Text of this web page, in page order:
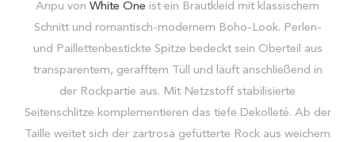
Anpu von White One ist ein Brautkleid mit klassischem
Schnitt und romantisch-modernem Boho-Look. Perlen-
und Paillettenbestickte Spitze bedeckt sein Oberteil aus
transparentem, gerafftem Tüll und läuft anschließend in
der Rockpartie aus. Mit Netzstoff stabilisierte
Seitenschlitze komplementieren das tiefe Dekolleté. Ab der
Taille weitet sich der zartrosa gefütterte Rock aus weichem